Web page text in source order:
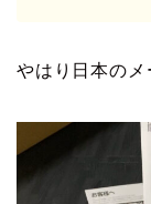
やはり日本の